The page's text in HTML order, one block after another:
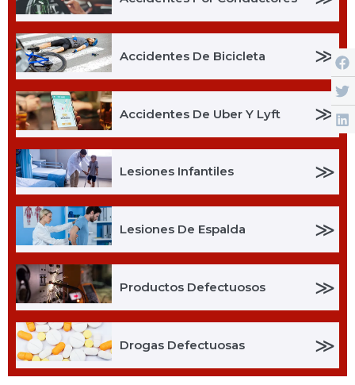
Accidentes De Bicicleta ≫
Accidentes De Uber Y Lyft ≫
Lesiones Infantiles ≫
Lesiones De Espalda ≫
Productos Defectuosos ≫
Drogas Defectuosas ≫